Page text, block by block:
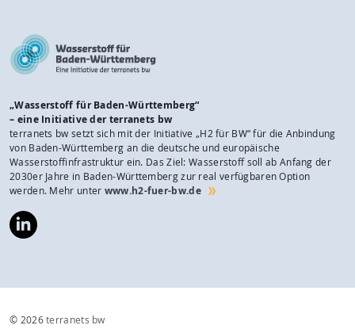
„Wasserstoff für Baden-Württemberg“
– eine Initiative der terranets bw
terranets bw setzt sich mit der Initiative „H2 für BW“ für die Anbindung
von Baden-Württemberg an die deutsche und europäische
Wasserstoffinfrastruktur ein. Das Ziel: Wasserstoff soll ab Anfang der
2030er Jahre in Baden-Württemberg zur real verfügbaren Option
werden. Mehr unter www.h2-fuer-bw.de
https://www.linkedin.com/company/wasserstoff-
f%C3%BCr-
© 2026terranets bw